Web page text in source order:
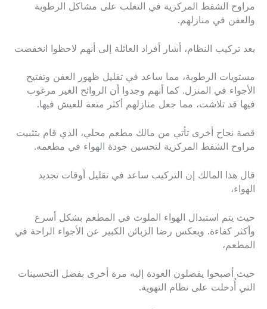
مراوح الشفط المركزية في التغلب على مشاكل الرطوبة
والعفن في منازلهم.
بعد تركيب النظام، أشار أفراد العائلة إلى أنهم لاحظوا انخفضت
مستويات الرطوبة، مما ساعد في تقليل ظهور العفن وتفتيح
الأجواء في المنزل. كما أنهم وجدوا أن الروائح الغير مرغوب
فيها قد تلاشت، مما جعل منازلهم أكثر متعة للعيش فيها.
قصة نجاح أخرى تأتي من مالك مطعم محلي، الذي قام بتثبيت
مراوح الشفط المركزية لتحسين جودة الهواء في مطعمه.
قال هذا المالك إن التركيب ساعد في تقليل أوقات تجديد
الهواء،
حيث يتم استبدال الهواء الملوث في المطعم بشكل أسرع
وأكثر كفاءة. ويعكس رضا الزبائن الكبير عن الأجواء الراحة في
المطعم،
حيث أصبحوا يفضلون العودة إليه مرة أخرى بفضل التحسينات
التي أُدخلت على نظام التهوية.